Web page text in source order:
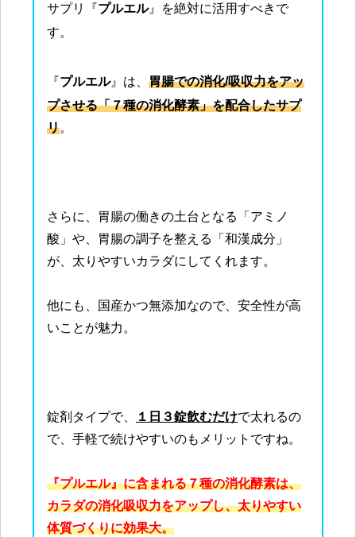
サプリ『プルエル』を絶対に活用すべきで
す。
『プルエル』は、 胃腸での消化/吸収力をアッ
プさせる「７種の消化酵素」を配合したサプ
リ。
さらに、胃腸の働きの土台となる「アミノ
酸」や、胃腸の調子を整える「和漢成分」
が、太りやすいカラダにしてくれます。
他にも、国産かつ無添加なので、安全性が高
いことが魅力。
錠剤タイプで、 １日３錠飲むだけで太れるの
で、手軽で続けやすいのもメリットですね。
『プルエル』に含まれる７種の消化酵素は、
カラダの消化吸収力をアップし、太りやすい
体質づくりに効果大。